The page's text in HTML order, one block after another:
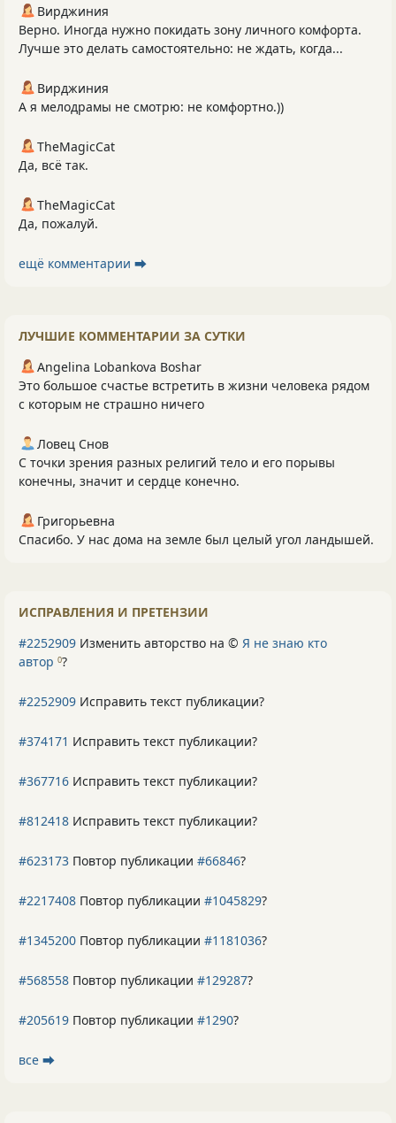
Вирджиния
Верно. Иногда нужно покидать зону личного комфорта.
Лучше это делать самостоятельно: не ждать, когда...
Вирджиния
А я мелодрамы не смотрю: не комфортно.))
TheMagicCat
Да, всё так.
TheMagicCat
Да, пожалуй.
ещё комментарии ⮕
ЛУЧШИЕ КОММЕНТАРИИ ЗА СУТКИ
Angelina Lobankova Boshar
Это большое счастье встретить в жизни человека рядом
с которым не страшно ничего
Ловец Снов
С точки зрения разных религий тело и его порывы
конечны, значит и сердце конечно.
Григорьевна
Спасибо. У нас дома на земле был целый угол ландышей.
ИСПРАВЛЕНИЯ И ПРЕТЕНЗИИ
#2252909 Изменить авторство на © Я не знаю кто
автор 0?
#2252909 Исправить текст публикации?
#374171 Исправить текст публикации?
#367716 Исправить текст публикации?
#812418 Исправить текст публикации?
#623173 Повтор публикации #66846?
#2217408 Повтор публикации #1045829?
#1345200 Повтор публикации #1181036?
#568558 Повтор публикации #129287?
#205619 Повтор публикации #1290?
все ⮕